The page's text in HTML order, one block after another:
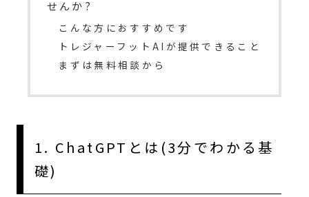
せんか?
こんな方におすすめです
トレジャーフットAIが提供できること
まずは無料相談から
1. ChatGPTとは(3分でわかる基
礎)